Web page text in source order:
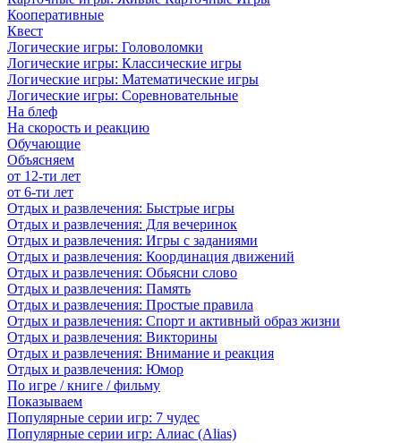
Кооперативные
Квест
Логические игры: Головоломки
Логические игры: Классические игры
Логические игры: Математические игры
Логические игры: Соревновательные
На блеф
На скорость и реакцию
Обучающие
Объясняем
от 12-ти лет
от 6-ти лет
Отдых и развлечения: Быстрые игры
Отдых и развлечения: Для вечеринок
Отдых и развлечения: Игры с заданиями
Отдых и развлечения: Координация движений
Отдых и развлечения: Обьясни слово
Отдых и развлечения: Память
Отдых и развлечения: Простые правила
Отдых и развлечения: Спорт и активный образ жизни
Отдых и развлечения: Викторины
Отдых и развлечения: Внимание и реакция
Отдых и развлечения: Юмор
По игре / книге / фильму
Показываем
Популярные серии игр: 7 чудес
Популярные серии игр: Алиас (Alias)